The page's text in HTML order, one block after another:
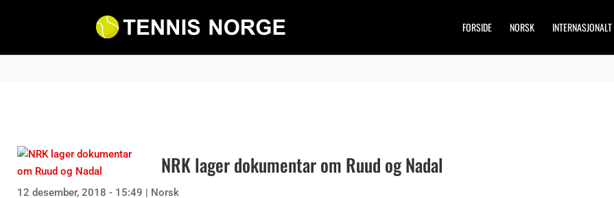
FORSIDE NORSK INTERNASJONALT
NRK lager dokumentar om Ruud og Nadal
12 desember, 2018 - 15:49
Norsk